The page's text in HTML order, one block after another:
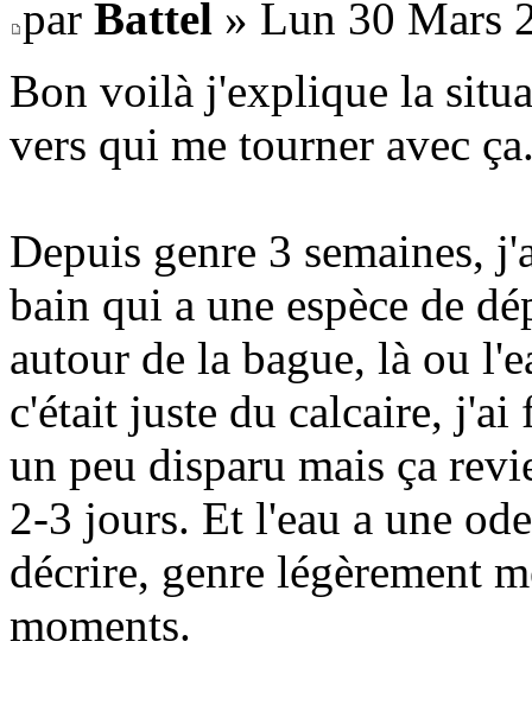
par Battel » Lun 30 Mars
Bon voilà j'explique la
vers qui me tourner avec
Depuis genre 3 semaines,
bain qui a une espèce de
autour de la bague, là ou
c'était juste du calcaire, j'ai
un peu disparu mais ça
2-3 jours. Et l'eau a une
décrire, genre légèrement
moments.